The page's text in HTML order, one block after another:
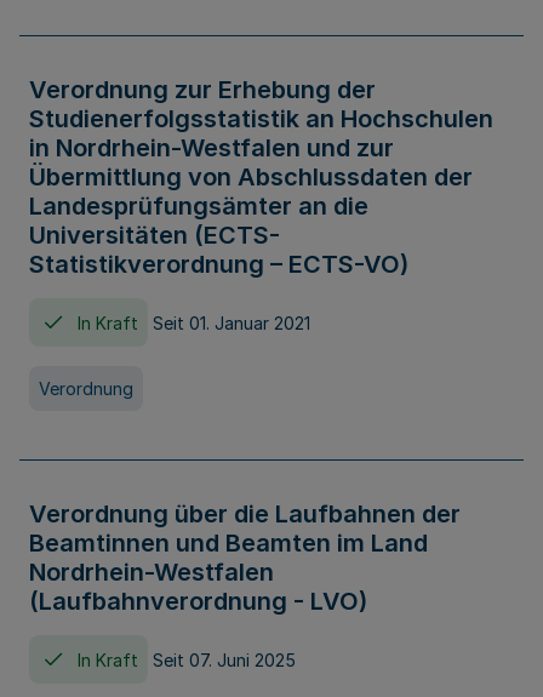
Verordnung zur Erhebung der
Studienerfolgsstatistik an Hochschulen
in Nordrhein-Westfalen und zur
Übermittlung von Abschlussdaten der
Landesprüfungsämter an die
Universitäten (ECTS-
Statistikverordnung – ECTS-VO)
In Kraft Seit 01. Januar 2021
Verordnung
Verordnung über die Laufbahnen der
Beamtinnen und Beamten im Land
Nordrhein-Westfalen
(Laufbahnverordnung - LVO)
In Kraft Seit 07. Juni 2025